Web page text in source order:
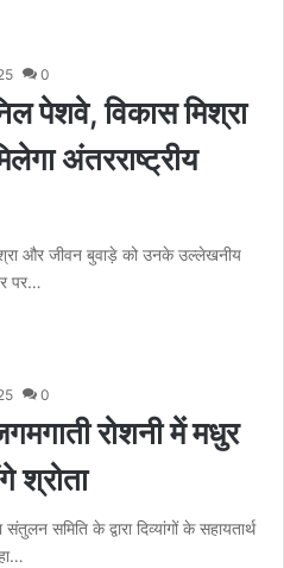
0
पेशवे, विकास मिश्रा
अंतरराष्ट्रीय
और जीवन बुवाड़े को उनके उल्लेखनीय
पर…
0
रोशनी में मधुर
श्रोता
समिति के द्वारा दिव्यांगों के सहायतार्थ